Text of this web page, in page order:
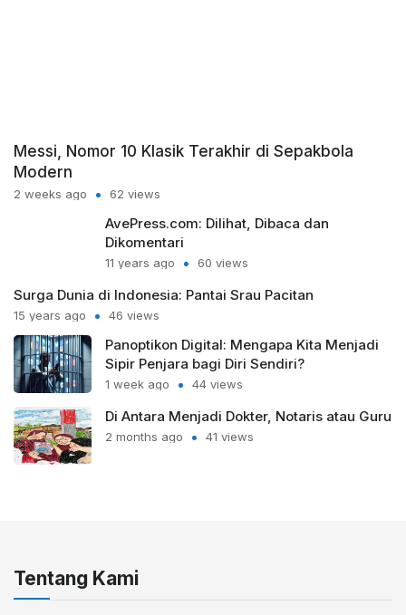
Messi, Nomor 10 Klasik Terakhir di Sepakbola
Modern
2 weeks ago 62 views
AvePress.com: Dilihat, Dibaca dan
Dikomentari
11 years ago 60 views
Surga Dunia di Indonesia: Pantai Srau Pacitan
15 years ago 46 views
Panoptikon Digital: Mengapa Kita Menjadi
Sipir Penjara bagi Diri Sendiri?
1 week ago 44 views
Di Antara Menjadi Dokter, Notaris atau Guru
2 months ago 41 views
Tentang Kami